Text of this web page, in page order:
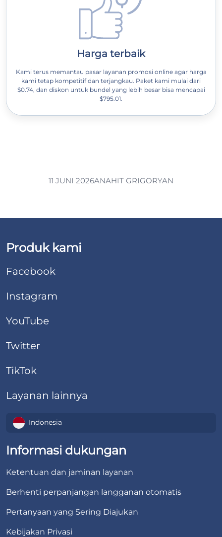
Harga terbaik
Kami terus memantau pasar layanan promosi online agar harga
kami tetap kompetitif dan terjangkau. Paket kami mulai dari
$0.74, dan diskon untuk bundel yang lebih besar bisa mencapai
$795.01.
11 JUNI 2026ANAHIT GRIGORYAN
Produk kami
Facebook
Instagram
YouTube
Twitter
TikTok
Layanan lainnya
Indonesia
Informasi dukungan
Ketentuan dan jaminan layanan
Berhenti perpanjangan langganan otomatis
Pertanyaan yang Sering Diajukan
Kebijakan Privasi